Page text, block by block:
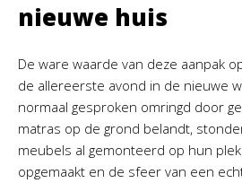
nieuwe huis
De ware waarde van deze aanpak
de allereerste avond in de nieuwe
normaal gesproken omringd door
matras op de grond belandt,
meubels al gemonteerd op hun
opgemaakt en de sfeer van een